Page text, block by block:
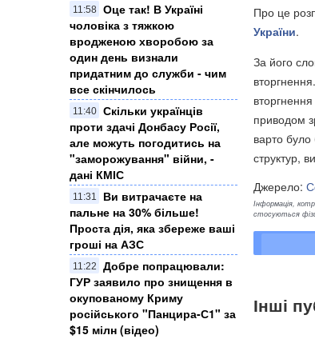
11:58
Оце так! В Україні
чоловіка з тяжкою
вродженою хворобою за
один день визнали
придатним до служби - чим
все скінчилось
11:40
Скільки українців
проти здачі Донбасу Росії,
але можуть погодитись на
"заморожування" війни, -
дані КМІС
11:31
Ви витрачаєте на
пальне на 30% більше!
Проста дія, яка збереже ваші
гроші на АЗС
11:22
Добре попрацювали:
ГУР заявило про знищення в
окупованому Криму
російського "Панцира-С1" за
$15 мілн (відео)
Про це
України.
За його
приводом
варто
структур,
Джерело:
Інформація,
стосуються
Інші